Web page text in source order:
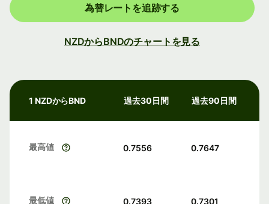
為替レートを追跡する
NZDからBNDのチャートを見る
1 NZDからBND 過去30日間 過去90日間
最高値 0.7556 0.7647
最低値 0.7393 0.7301